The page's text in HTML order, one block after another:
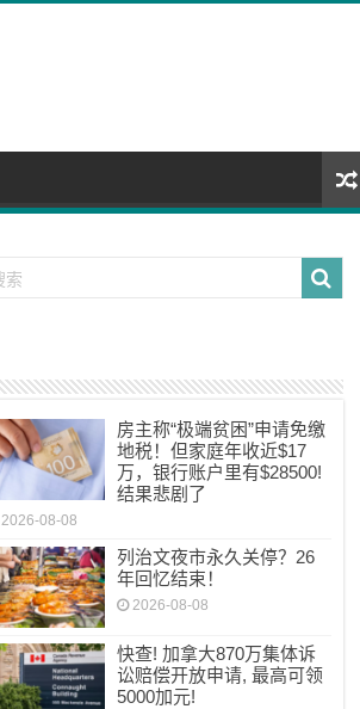
房主称“极端贫困”申请免缴
地税！但家庭年收近$17
万，银行账户里有$28500!
结果悲剧了
2026-08-08
列治文夜市永久关停？26
年回忆结束！
2026-08-08
快查! 加拿大870万集体诉
讼赔偿开放申请, 最高可领
5000加元!